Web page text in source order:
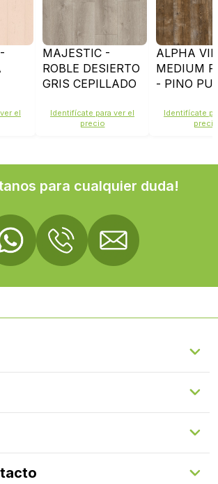
el
MAJESTIC -
ROBLE DESIERTO
GRIS CEPILLADO
Identifícate para ver el
precio
ALPHA
MEDIUM
- PINO
Identifícate
precio
para cualquier duda!